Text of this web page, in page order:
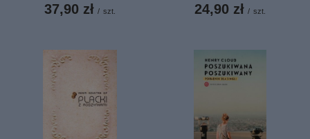
37,90 zł / szt. 24,90 zł / szt.